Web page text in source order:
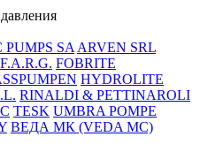
SAARVEN SRL
F.A.R.G. FOBRITE
HYDROLITE
RINALDI & PETTINAROLI
TESK UMBRA POMPE
ВЕДА МК (VEDA MC)